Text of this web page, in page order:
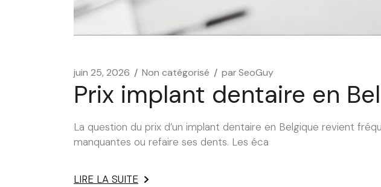
juin 25, 2026 Non catégorisé parSeoGuy
Prix implant dentaire en
La question du prix d’un implant dentaire en Belgique revient
manquantes ou refaire ses dents. Les éca
LIRE LA SUITE